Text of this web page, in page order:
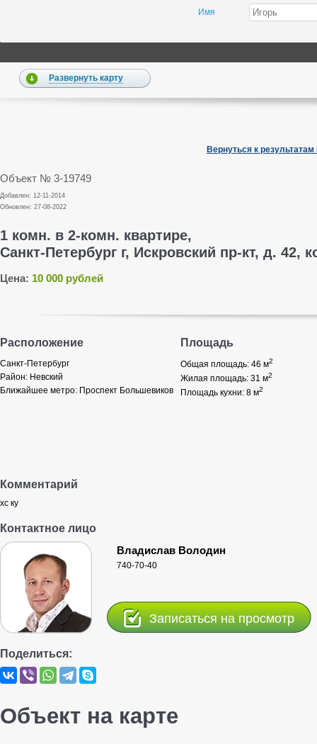
Имя
Развернуть карту
Вернуться к результатам
Объект № 3-19749
Добавлен: 12-11-2014
Обновлен: 27-08-2022
1 комн. в 2-комн. квартире,
Санкт-Петербург г, Искровский пр-кт, д. 42,
Цена: 10 000 рублей
Расположение
Санкт-Петербург
Район: Невский
Ближайшее метро: Проспект Большевиков
Площадь
Общая площадь: 46 м2
Жилая площадь: 31 м2
Площадь кухни: 8 м2
Комментарий
хс ку
Контактное лицо
Владислав Володин
740-70-40
Записаться на просмотр
Поделиться:
Объект на карте